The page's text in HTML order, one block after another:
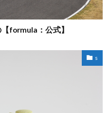
formula：公式】
s